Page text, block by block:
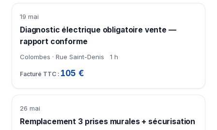
19 mai
Diagnostic électrique obligatoire vente —
rapport conforme
Colombes · Rue Saint-Denis 1 h
105 €
26 mai
Remplacement 3 prises murales + sécurisation